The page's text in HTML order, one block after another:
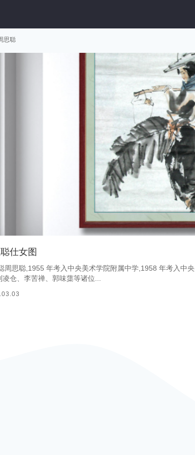
思聪
仕女图
周思聪,1955 年考入中央美术学院附属中学,1958 年考入中
仓、李苦禅、郭味蕖等诸位...